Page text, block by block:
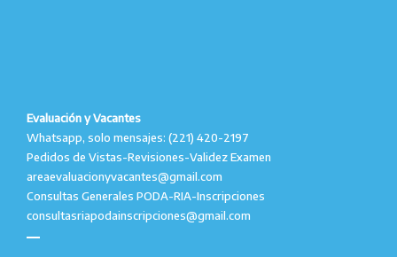
Evaluación y Vacantes
Whatsapp, solo mensajes: (221) 420-2197
Pedidos de Vistas-Revisiones-Validez Examen
areaevaluacionyvacantes@gmail.com
Consultas Generales PODA-RIA-Inscripciones
consultasriapodainscripciones@gmail.com